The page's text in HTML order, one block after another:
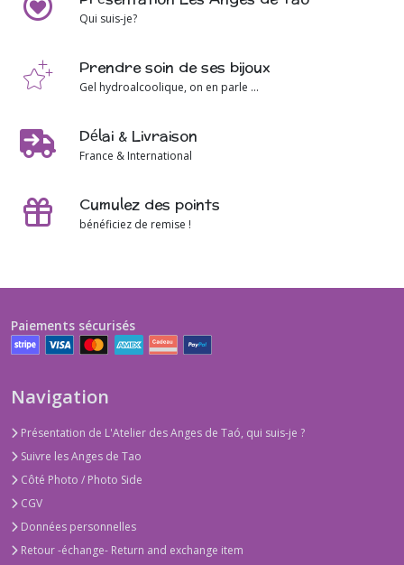
Qui suis-je?
Prendre soin de ses bijoux
Gel hydroalcoolique, on en parle ...
Délai & Livraison
France & International
Cumulez des points
bénéficiez de remise !
Paiements sécurisés
Navigation
Présentation de L'Atelier des Anges de Taó, qui suis-je ?
Suivre les Anges de Tao
Côté Photo / Photo Side
CGV
Données personnelles
Retour -échange- Return and exchange item